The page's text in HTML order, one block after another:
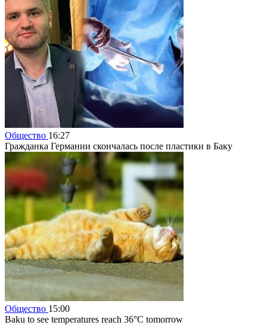
Общество 16:27
Гражданка Германии скончалась после пластики в Баку
Общество 15:00
Baku to see temperatures reach 36°C tomorrow